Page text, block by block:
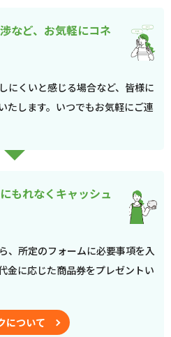
など、お気軽にコネ
にくいと感じる場合など、皆様に
たします。いつでもお気軽にご連
もれなくキャッシュ
、所定のフォームに必要事項を入
金に応じた商品券をプレゼントい
について